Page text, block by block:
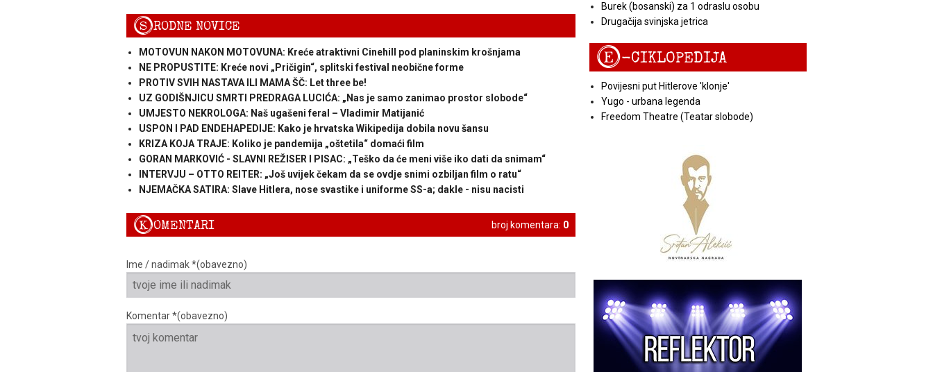
SRODNE NOVICE
MOTOVUN NAKON MOTOVUNA: Kreće atraktivni Cinehill pod planinskim krošnjama
NE PROPUSTITE: Kreće novi „Pričigin“, splitski festival neobične forme
PROTIV SVIH NASTAVA ILI MAMA ŠČ: Let three be!
UZ GODIŠNJICU SMRTI PREDRAGA LUCIĆA: „Nas je samo zanimao prostor slobode“
UMJESTO NEKROLOGA: Naš ugašeni feral – Vladimir Matijanić
USPON I PAD ENDEHAPEDIJE: Kako je hrvatska Wikipedija dobila novu šansu
KRIZA KOJA TRAJE: Koliko je pandemija „oštetila“ domaći film
GORAN MARKOVIĆ - SLAVNI REŽISER I PISAC: „Teško da će meni više iko dati da snimam“
INTERVJU – OTTO REITER: „Još uvijek čekam da se ovdje snimi ozbiljan film o ratu“
NJEMAČKA SATIRA: Slave Hitlera, nose svastike i uniforme SS-a; dakle - nisu nacisti
broj komentara: 0
KOMENTARI
Ime / nadimak *(obavezno)
Komentar *(obavezno)
Burek (bosanski) za 1 odraslu osobu
Drugačija svinjska jetrica
E-CIKLOPEDIJA
Povijesni put Hitlerove 'klonje'
Yugo - urbana legenda
Freedom Theatre (Teatar slobode)